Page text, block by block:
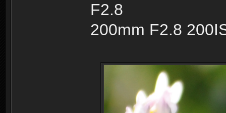
F2.8
200mm F2.8